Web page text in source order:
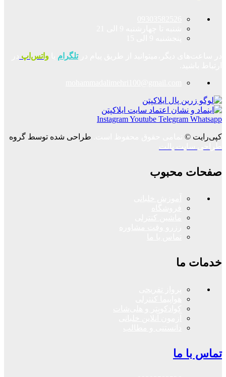
در ساعت‌های دیگر،میتوانید از طریق پیام درتلگرام واتس‌اپ
InstagramYoutube Telegram Whatsapp
کپی‌رایت ©
طراحی شده توسط گروه
صفحات محبوب
خدمات ما
تماس با ما